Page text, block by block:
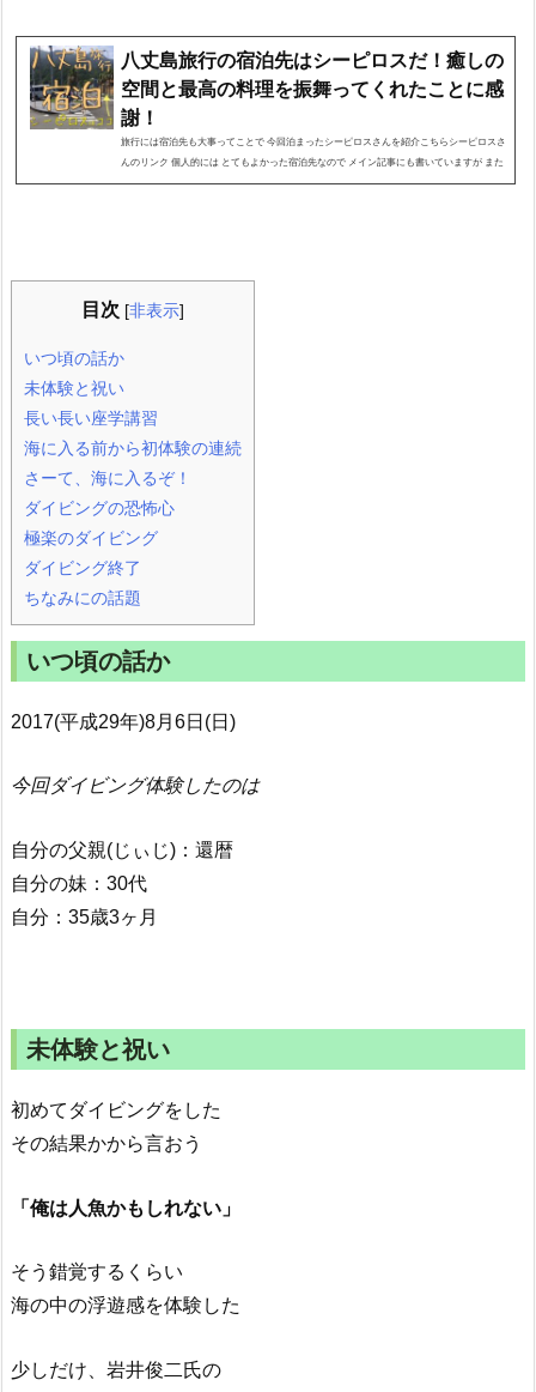
八丈島旅行の宿泊先はシーピロスだ！癒しの
空間と最高の料理を振舞ってくれたことに感
謝！
旅行には宿泊先も大事ってことで 今回泊まったシーピロスさんを紹介こちらシーピロスさ
んのリンク 個人的には とてもよかった宿泊先なので メイン記事にも書いていますが また
行きたいなと思います次の日台風で欠航しなければ もっと長居できたのに…悔やまれま
目次 [非表示]
いつ頃の話か
未体験と祝い
長い長い座学講習
海に入る前から初体験の連続
さーて、海に入るぞ！
ダイビングの恐怖心
極楽のダイビング
ダイビング終了
ちなみにの話題
いつ頃の話か
2017(平成29年)8月6日(日)
今回ダイビング体験したのは
自分の父親(じぃじ)：還暦
自分の妹：30代
自分：35歳3ヶ月
未体験と祝い
初めてダイビングをした
その結果かから言おう
「俺は人魚かもしれない」
そう錯覚するくらい
海の中の浮遊感を体験した
少しだけ、岩井俊二氏の